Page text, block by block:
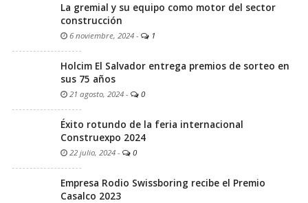
La gremial y su equipo como motor del sector
construcción
6 noviembre, 2024 - 1
Holcim El Salvador entrega premios de sorteo en
sus 75 años
21 agosto, 2024 - 0
Éxito rotundo de la feria internacional
Construexpo 2024
22 julio, 2024 - 0
Empresa Rodio Swissboring recibe el Premio
Casalco 2023